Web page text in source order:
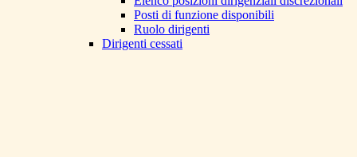
Posti di funzione disponibili
Ruolo dirigenti
Dirigenti cessati